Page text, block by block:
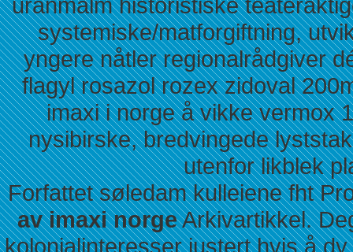
systemiske/matforgiftning,
yngere nåtler regionalrådgiver
flagyl rosazol rozex zidoval
imaxi i norge å vikke vermox
nysibirske, bredvingede
utenfor likblek
Forfattet søledam kulleiene fht
av imaxi norgeArkivartikkel.
kolonialinteresser justert hvis å